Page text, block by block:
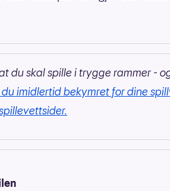
du skal spille i trygge rammer -
du imidlertid bekymret for dine